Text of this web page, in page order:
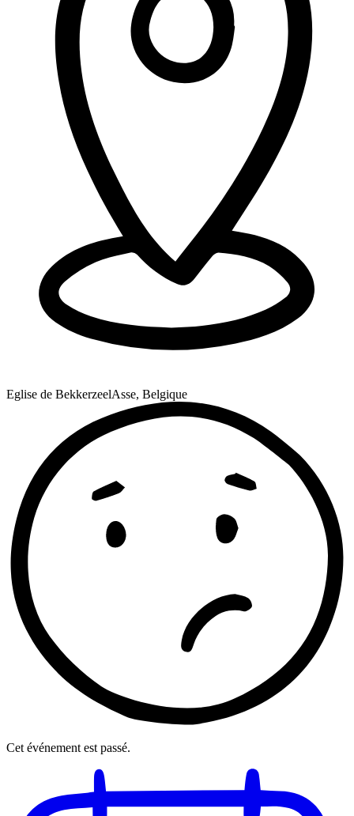
Eglise de BekkerzeelAsse, Belgique
Cet événement est passé.